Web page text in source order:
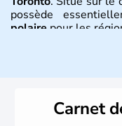
possède
polaire pour les
territoire de la ville
sous le contrôle
Carnet